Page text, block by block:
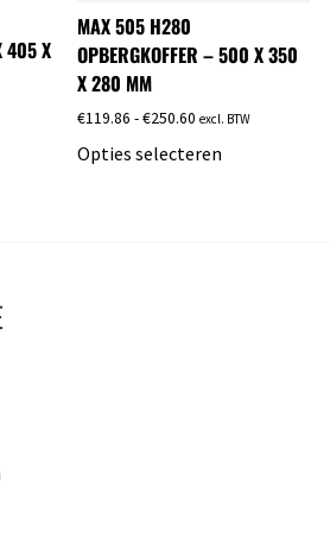
405 X
MAX 505 H280
OPBERGKOFFER – 500 X 350
X 280 MM
€119.86 -€250.60 excl. BTW
Opties selecteren